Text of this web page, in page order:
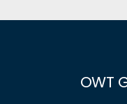
OWT